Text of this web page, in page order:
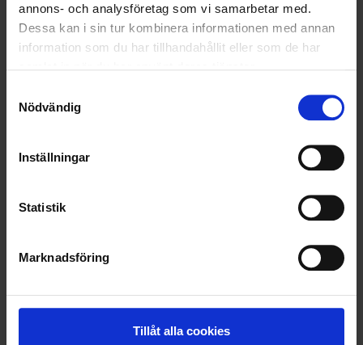
annons- och analysföretag som vi samarbetar med.
Dessa kan i sin tur kombinera informationen med annan
information som du har tillhandahållit eller som de har
Nödvändig
Inställningar
Statistik
Marknadsföring
Tillåt alla cookies
OHLSSONSKOLLEGOR
SAMARBETEN